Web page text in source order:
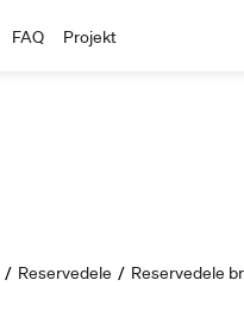
FAQ Projekt
/ Reservedele / Reservedele